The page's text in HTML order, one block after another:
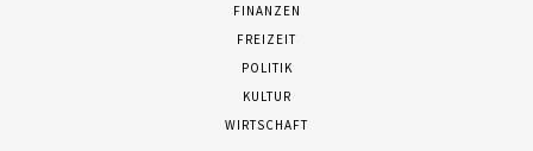
FINANZEN
FREIZEIT
POLITIK
KULTUR
WIRTSCHAFT